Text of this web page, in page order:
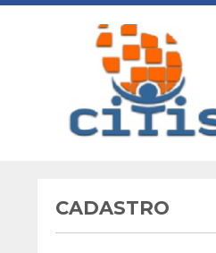
CADASTRO